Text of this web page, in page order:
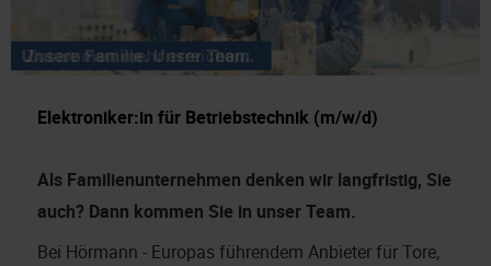
Elektroniker:in für Betriebstechnik (m/w/d)
Als Familienunternehmen denken wir langfristig, Sie
auch? Dann kommen Sie in unser Team.
Bei Hörmann - Europas führendem Anbieter für Tore,